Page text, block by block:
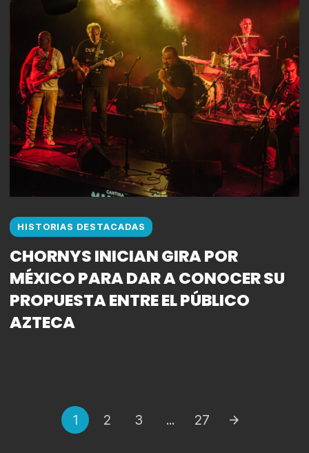
HISTORIAS DESTACADAS
CHORNYS INICIAN GIRA POR
MÉXICO PARA DAR A CONOCER SU
PROPUESTA ENTRE EL PÚBLICO
AZTECA
1 2 3 ... 27